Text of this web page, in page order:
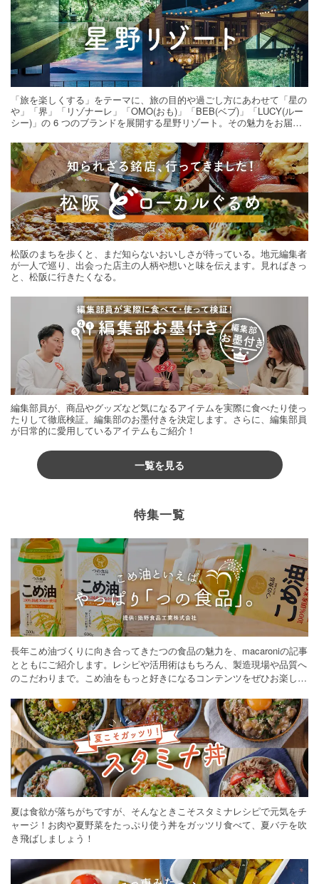
「旅を楽しくする」をテーマに、旅の目的や過ごし方にあわせて「星の
や」「界」「リゾナーレ」「OMO(おも)」「BEB(ベブ)」「LUCY(ルー
シー)」の 6 つのブランドを展開する星野リゾート。その魅力をお届け
松阪のまちを歩くと、まだ知らないおいしさが待っている。地元編集者
が一人で巡り、出会った店主の人柄や想いと味を伝えます。見ればきっ
と、松阪に行きたくなる。
編集部員が、商品やグッズなど気になるアイテムを実際に食べたり使っ
たりして徹底検証。編集部のお墨付きを決定します。さらに、編集部員
が日常的に愛用しているアイテムもご紹介！
一覧を見る
特集一覧
長年こめ油づくりに向き合ってきたつの食品の魅力を、macaroniの記事
とともにご紹介します。レシピや活用術はもちろん、製造現場や品質へ
のこだわりまで。こめ油をもっと好きになるコンテンツをぜひお楽しみ
夏は食欲が落ちがちですが、そんなときこそスタミナレシピで元気をチ
ャージ！お肉や夏野菜をたっぷり使う丼をガッツリ食べて、夏バテを吹
き飛ばしましょう！